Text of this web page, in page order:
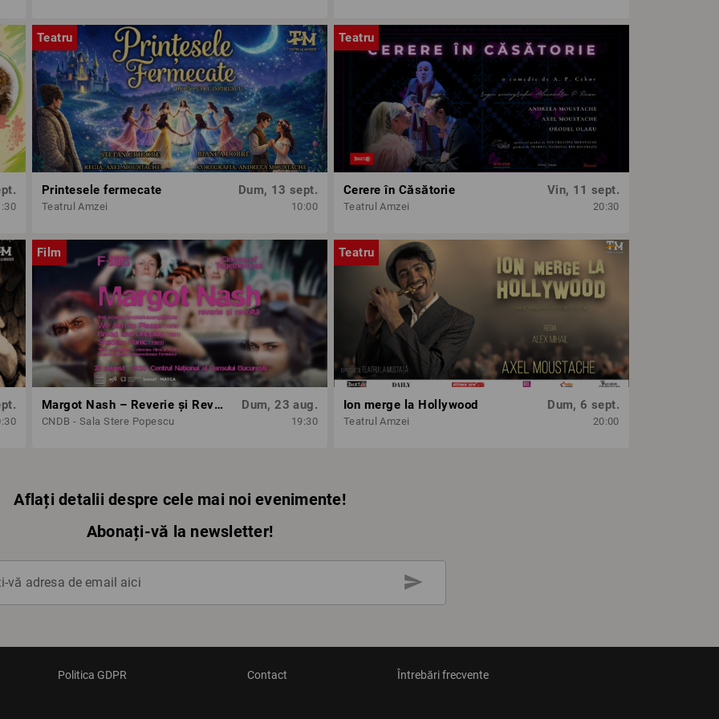
Teatru
Printesele fermecate
Teatrul Amzei
Dum, 13 sept.
10:00
Teatru
Cerere în Căsătorie
Teatrul Amzei
Vin, 11 sept.
20:30
Film
Margot Nash – Reverie și Revoltă: 3 scurtmetraje feminist-avangardiste
CNDB - Sala Stere Popescu
Dum, 23 aug.
19:30
Teatru
Ion merge la Hollywood
Teatrul Amzei
Dum, 6 sept.
20:00
Aflați detalii despre cele mai noi evenimente!
Abonați-vă la newsletter!
vă adresa de email aici send
Politica GDPR Contact Întrebări frecvente